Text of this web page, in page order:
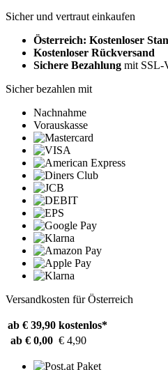
Sicher und vertraut einkaufen
Österreich: Kostenloser
Kostenloser Rückversand
Sichere Bezahlung mit SSL-
Sicher bezahlen mit
Nachnahme
Vorauskasse
Versandkosten für Österreich
ab € 39,90 kostenlos*
ab € 0,00 € 4,90